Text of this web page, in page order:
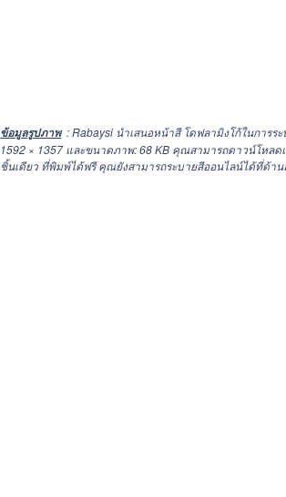
ข้อมูลรูปภาพ : Rabaysi นำเสนอหน้าสี โดฟลามิงโก้ในการ
1592 × 1357และขนาดภาพ: 68 KB คุณสามารถดาวน์โหลด
ชิ้นเดียว ที่พิมพ์ได้ฟรี คุณยังสามารถระบายสีออนไลน์ได้ที่ด้า